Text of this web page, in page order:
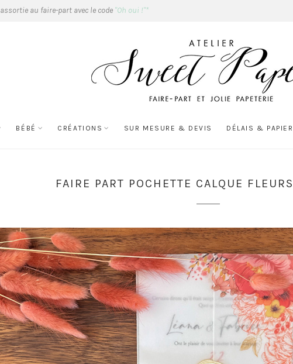
assortie au faire-part avec le code "Oh oui !"*
BÉBÉ CRÉATIONS SUR MESURE & DEVIS DÉLAIS &
FAIRE PART POCHETTE CALQUE